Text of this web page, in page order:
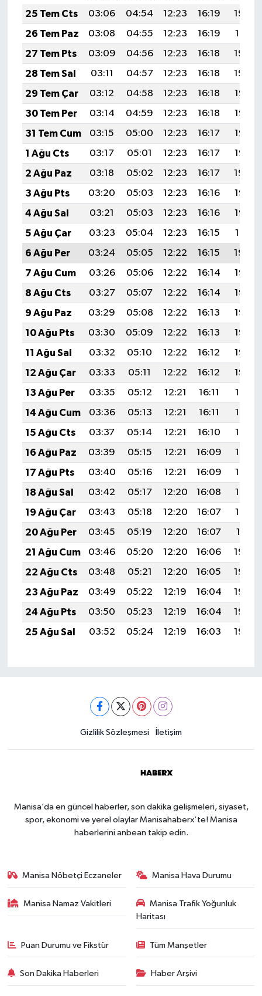
25 Tem Cts
03:06 04:54 12:23 16:19
19:42
26 Tem Paz
03:08 04:55 12:23 16:19
19:41
27 Tem Pts
03:09 04:56 12:23 16:18
19:40
28 Tem Sal
03:11 04:57 12:23 16:18
19:39
29 Tem Çar
03:12 04:58 12:23 16:18
19:38
30 Tem Per
03:14 04:59 12:23 16:18
19:37
31 Tem Cum
03:15 05:00 12:23 16:17
19:36
1 Ağu Cts
03:17 05:01 12:23 16:17
19:35
2 Ağu Paz
03:18 05:02 12:23 16:17
19:34
3 Ağu Pts
03:20 05:03 12:23 16:16
19:33
4 Ağu Sal
03:21 05:03 12:23 16:16
19:32
5 Ağu Çar
03:23 05:04 12:23 16:15
19:31
6 Ağu Per
03:24 05:05 12:22 16:15
19:30
7 Ağu Cum
03:26 05:06 12:22 16:14
19:28
8 Ağu Cts
03:27 05:07 12:22 16:14
19:27
9 Ağu Paz
03:29 05:08 12:22 16:13
19:26
10 Ağu Pts
03:30 05:09 12:22 16:13
19:25
11 Ağu Sal
03:32 05:10 12:22 16:12
19:23
12 Ağu Çar
03:33 05:11 12:22 16:12
19:22
13 Ağu Per
03:35 05:12 12:21 16:11
19:21
14 Ağu Cum
03:36 05:13 12:21 16:11
19:19
15 Ağu Cts
03:37 05:14 12:21 16:10
19:18
16 Ağu Paz
03:39 05:15 12:21 16:09
19:17
17 Ağu Pts
03:40 05:16 12:21 16:09
19:15
18 Ağu Sal
03:42 05:17 12:20 16:08
19:14
19 Ağu Çar
03:43 05:18 12:20 16:07
19:12
20 Ağu Per
03:45 05:19 12:20 16:07
19:11
21 Ağu Cum
03:46 05:20 12:20 16:06
19:09
22 Ağu Cts
03:48 05:21 12:20 16:05
19:08
23 Ağu Paz
03:49 05:22 12:19 16:04
19:06
24 Ağu Pts
03:50 05:23 12:19 16:04
19:05
25 Ağu Sal
03:52 05:24 12:19 16:03 19:03
Gizlilik Sözleşmesi İletişim
Manisa’da en güncel haberler, son dakika gelişmeleri, siyaset,
spor, ekonomi ve yerel olaylar Manisahaberx’te! Manisa
haberlerini anbean takip edin.
Manisa Nöbetçi Eczaneler Manisa Hava Durumu
Manisa Namaz Vakitleri
Manisa Trafik Yoğunluk
Haritası
Puan Durumu ve Fikstür Tüm Manşetler
Son Dakika Haberleri Haber Arşivi